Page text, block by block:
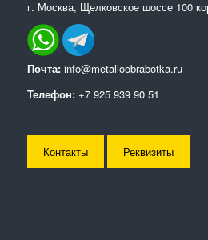
г. Москва, Щелковское шоссе 100
Почта: info@metalloobrabotka.ru
Телефон: +7 925 939 90 51
Контакты Реквизиты